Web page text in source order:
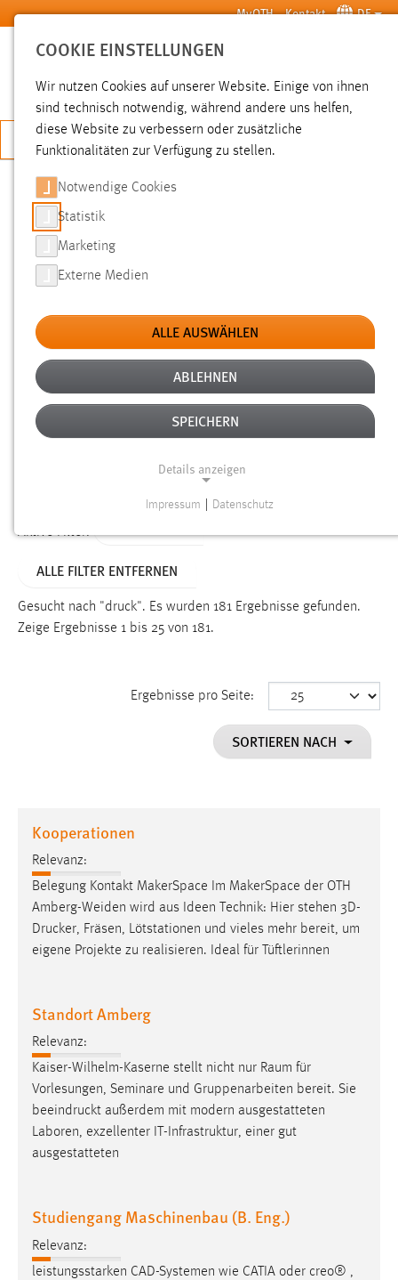
Zum Hauptinhalt springen MyOTH Kontakt DE
SUCHE
JETZT BEWERBEN
SUCHE
FILTER
Typ
Erstellungsdatum
Alter
Aktive Filter:
ALLE FILTER ENTFERNEN
Gesucht nach "druck". Es wurden 181 Ergebnisse gefunden.
Zeige Ergebnisse 1 bis 25 von 181.
Ergebnisse pro Seite:
SORTIEREN NACH
Kooperationen
Relevanz:
Belegung Kontakt MakerSpace Im MakerSpace der OTH
Amberg-Weiden wird aus Ideen Technik: Hier stehen 3D-
Drucker, Fräsen, Lötstationen und vieles mehr bereit, um
eigene Projekte zu realisieren. Ideal für Tüftlerinnen
Standort Amberg
Relevanz:
Kaiser-Wilhelm-Kaserne stellt nicht nur Raum für
Vorlesungen, Seminare und Gruppenarbeiten bereit. Sie
beeindruckt außerdem mit modern ausgestatteten
Laboren, exzellenter IT-Infrastruktur, einer gut
ausgestatteten
Studiengang Maschinenbau (B. Eng.)
Relevanz:
leistungsstarken CAD-Systemen wie CATIA oder creo® ,
COOKIE EINSTELLUNGEN
Wir nutzen Cookies auf unserer Website. Einige von ihnen
sind technisch notwendig, während andere uns helfen,
diese Website zu verbessern oder zusätzliche
Funktionalitäten zur Verfügung zu stellen.
Notwendige Cookies
Statistik
Marketing
Externe Medien
ALLE AUSWÄHLEN
ABLEHNEN
SPEICHERN
Details anzeigen
Funktionen und sind für die einwandfreie Funktion der
Einverständnis
cookie_consent
Dieser Cookie speichert die ausgewählten Einverständnis-
Performance
Name:
Zweck:
Sprachpräferenz
site-language-preference
Zweck:
Das Cookie speichert die gewählte Sprache der Website.
Chat
Impressum Datenschutz